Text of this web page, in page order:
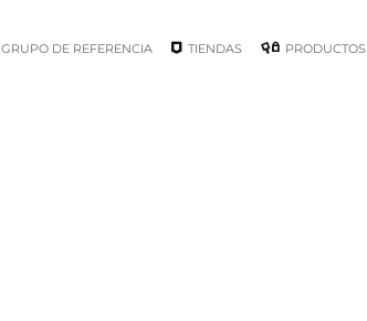
DE REFERENCIA TIENDAS PRODUCTOS